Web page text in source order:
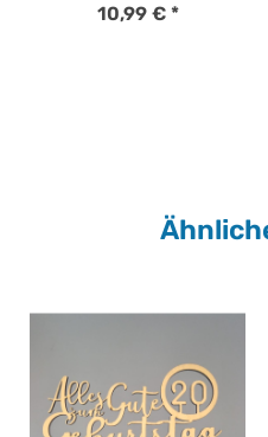
10,99 € *